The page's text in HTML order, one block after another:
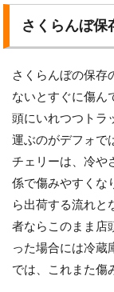
さくらんぼ保
さくらんぼの保存
ないとすぐに傷ん
頭にいれつつトラ
運ぶのがデフォで
チェリーは、冷や
係で傷みやすくな
ら出荷する流れと
者ならこのまま店
った場合には冷蔵
では、これまた傷